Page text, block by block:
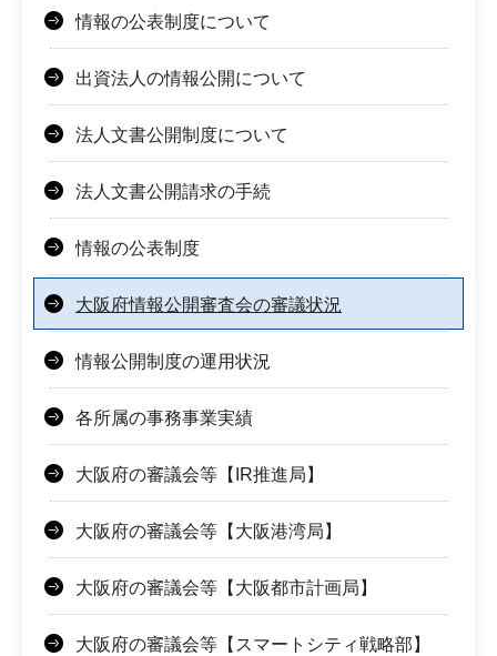
情報の公表制度について
出資法人の情報公開について
法人文書公開制度について
法人文書公開請求の手続
情報の公表制度
大阪府情報公開審査会の審議状況
情報公開制度の運用状況
各所属の事務事業実績
大阪府の審議会等【IR推進局】
大阪府の審議会等【大阪港湾局】
大阪府の審議会等【大阪都市計画局】
大阪府の審議会等【スマートシティ戦略部】